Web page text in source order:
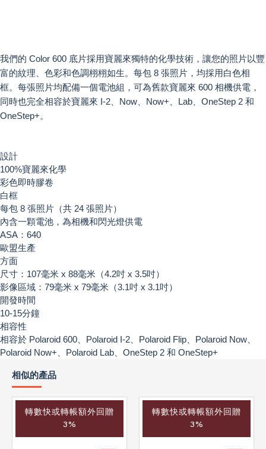
我們的 Color 600 底片採用寶麗來獨特的化學技術，讓您的照片以豐
富的紋理、色彩和色調栩栩如生。每包 8 張照片，均採用白色相
框。每張照片均配備一個電池組，可為舊款寶麗來 600 相機供電，
同時也完全相容於寶麗來 I-2、Now、Now+、Lab、OneStep 2 和
OneStep+。
設計
100%寶麗來化學
彩色即時膠卷
白框
每包 8 張照片（共 24 張照片）
內含一顆電池，為相機和閃光燈供電
ASA：640
歐盟生產
方面
尺寸：107毫米 x 88毫米（4.2吋 x 3.5吋）
影像區域：79毫米 x 79毫米（3.1吋 x 3.1吋）
開發時間
10-15分鐘
相容性
相容於 Polaroid 600、Polaroid I-2、Polaroid Flip、Polaroid Now、
Polaroid Now+、Polaroid Lab、OneStep 2 和 OneStep+
相似的產品
轉數快或轉帳額外回贈
3%
轉數快或轉帳額外回贈
3%